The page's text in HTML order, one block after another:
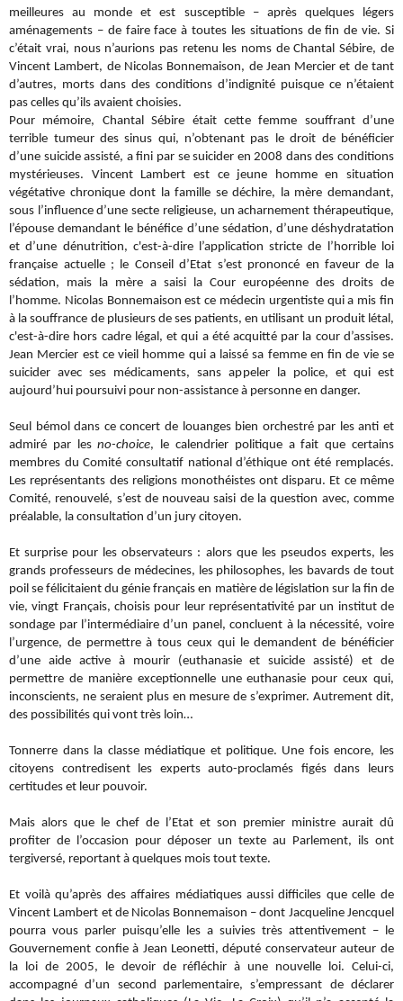
meilleures au monde et est susceptible – après quelques légers
aménagements – de faire face à toutes les situations de fin de vie. Si
c’était vrai, nous n’aurions pas retenu les noms de Chantal Sébire, de
Vincent Lambert, de Nicolas Bonnemaison, de Jean Mercier et de tant
d’autres, morts dans des conditions d’indignité puisque ce n’étaient
pas celles qu’ils avaient choisies.
Pour mémoire, Chantal Sébire était cette femme souffrant d’une
terrible tumeur des sinus qui, n’obtenant pas le droit de bénéficier
d’une suicide assisté, a fini par se suicider en 2008 dans des conditions
mystérieuses. Vincent Lambert est ce jeune homme en situation
végétative chronique dont la famille se déchire, la mère demandant,
sous l’influence d’une secte religieuse, un acharnement thérapeutique,
l’épouse demandant le bénéfice d’une sédation, d’une déshydratation
et d’une dénutrition, c'est-à-dire l’application stricte de l’horrible loi
française actuelle ; le Conseil d’Etat s’est prononcé en faveur de la
sédation, mais la mère a saisi la Cour européenne des droits de
l’homme. Nicolas Bonnemaison est ce médecin urgentiste qui a mis fin
à la souffrance de plusieurs de ses patients, en utilisant un produit létal,
c'est-à-dire hors cadre légal, et qui a été acquitté par la cour d’assises.
Jean Mercier est ce vieil homme qui a laissé sa femme en fin de vie se
suicider avec ses médicaments, sans appeler la police, et qui est
aujourd’hui poursuivi pour non-assistance à personne en danger.
Seul bémol dans ce concert de louanges bien orchestré par les anti et
admiré par lesno-choice, le calendrier politique a fait que certains
membres du Comité consultatif national d’éthique ont été remplacés.
Les représentants des religions monothéistes ont disparu. Et ce même
Comité, renouvelé, s’est de nouveau saisi de la question avec, comme
préalable, la consultation d’un jury citoyen.
Et surprise pour les observateurs : alors que les pseudos experts, les
grands professeurs de médecines, les philosophes, les bavards de tout
poil se félicitaient du génie français en matière de législation sur la fin de
vie, vingt Français, choisis pour leur représentativité par un institut de
sondage par l’intermédiaire d’un panel, concluent à la nécessité, voire
l’urgence, de permettre à tous ceux qui le demandent de bénéficier
d’une aide active à mourir (euthanasie et suicide assisté) et de
permettre de manière exceptionnelle une euthanasie pour ceux qui,
inconscients, ne seraient plus en mesure de s’exprimer. Autrement dit,
des possibilités qui vont très loin…
Tonnerre dans la classe médiatique et politique. Une fois encore, les
citoyens contredisent les experts auto-proclamés figés dans leurs
certitudes et leur pouvoir.
Mais alors que le chef de l’Etat et son premier ministre aurait dû
profiter de l’occasion pour déposer un texte au Parlement, ils ont
tergiversé, reportant à quelques mois tout texte.
Et voilà qu’après des affaires médiatiques aussi difficiles que celle de
Vincent Lambert et de Nicolas Bonnemaison – dont Jacqueline Jencquel
pourra vous parler puisqu’elle les a suivies très attentivement – le
Gouvernement confie à Jean Leonetti, député conservateur auteur de
la loi de 2005, le devoir de réfléchir à une nouvelle loi. Celui-ci,
accompagné d’un second parlementaire, s’empressant de déclarer